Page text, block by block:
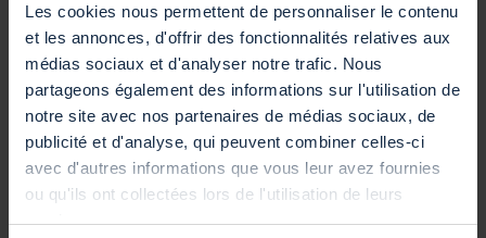
Les cookies nous permettent de personnaliser le contenu
et les annonces, d'offrir des fonctionnalités relatives aux
médias sociaux et d'analyser notre trafic. Nous
partageons également des informations sur l'utilisation de
notre site avec nos partenaires de médias sociaux, de
publicité et d'analyse, qui peuvent combiner celles-ci
avec d'autres informations que vous leur avez fournies
ou qu'ils ont collectées lors de l'utilisation de leurs
services.
PD Connex RX30 - Câble Haut-Parleur
Universel Standard, Noir/Rouge, 2x
0,75mm² - 10m
Notice d'utilisation - SkyTec SKY-240B -
Amplificateur professionnel, 2 x 240 W, technologie
moderne - Noir(568.01 kB)
Notice d'utilisation - SkyTec SL6 PA - Paire